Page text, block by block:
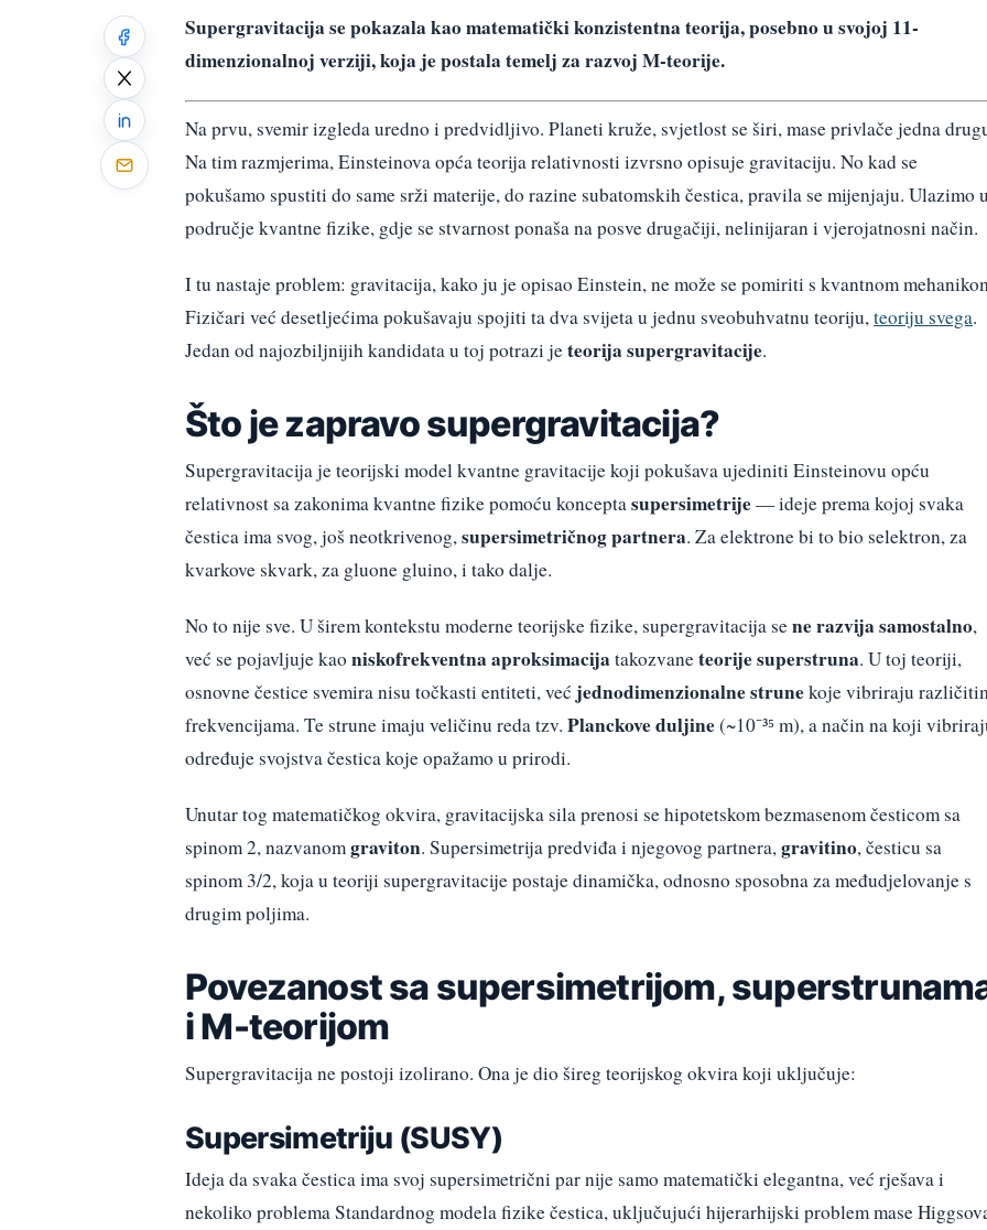
Supergravitacija se pokazala kao matematički konzistentna teorija, posebno u svojoj 11-
dimenzionalnoj verziji, koja je postala temelj za razvoj M-teorije.
Na prvu, svemir izgleda uredno i predvidljivo. Planeti kruže, svjetlost se širi, mase privlače jedna
Na tim razmjerima, Einsteinova opća teorija relativnosti izvrsno opisuje gravitaciju. No kad se
pokušamo spustiti do same srži materije, do razine subatomskih čestica, pravila se mijenjaju. Ulazimo
područje kvantne fizike, gdje se stvarnost ponaša na posve drugačiji, nelinijaran i vjerojatnosni način.
I tu nastaje problem: gravitacija, kako ju je opisao Einstein, ne može se pomiriti s kvantnom
Fizičari već desetljećima pokušavaju spojiti ta dva svijeta u jednu sveobuhvatnu teoriju,teoriju svega.
Jedan od najozbiljnijih kandidata u toj potrazi jeteorija supergravitacije.
Što je zapravo supergravitacija?
Supergravitacija je teorijski model kvantne gravitacije koji pokušava ujediniti Einsteinovu opću
relativnost sa zakonima kvantne fizike pomoću konceptasupersimetrije— ideje prema kojoj svaka
čestica ima svog, još neotkrivenog,supersimetričnog partnera. Za elektrone bi to bio selektron, za
kvarkove skvark, za gluone gluino, i tako dalje.
No to nije sve. U širem kontekstu moderne teorijske fizike, supergravitacija sene razvija samostalno,
već se pojavljuje kao niskofrekventna aproksimacija takozvaneteorije superstruna. U toj teoriji,
osnovne čestice svemira nisu točkasti entiteti, već jednodimenzionalne strunekoje vibriraju
frekvencijama. Te strune imaju veličinu reda tzv. Planckove duljine(~10⁻³⁵ m), a način na koji
određuje svojstva čestica koje opažamo u prirodi.
Unutar tog matematičkog okvira, gravitacijska sila prenosi se hipotetskom bezmasenom česticom sa
spinom 2, nazvanomgraviton. Supersimetrija predviđa i njegovog partnera,gravitino, česticu sa
spinom 3/2, koja u teoriji supergravitacije postaje dinamička, odnosno sposobna za međudjelovanje s
drugim poljima.
Povezanost sa supersimetrijom,
i M-teorijom
Supergravitacija ne postoji izolirano. Ona je dio šireg teorijskog okvira koji uključuje:
Supersimetriju (SUSY)
Ideja da svaka čestica ima svoj supersimetrični par nije samo matematički elegantna, već rješava i
nekoliko problema Standardnog modela fizike čestica, uključujući hijerarhijski problem mase